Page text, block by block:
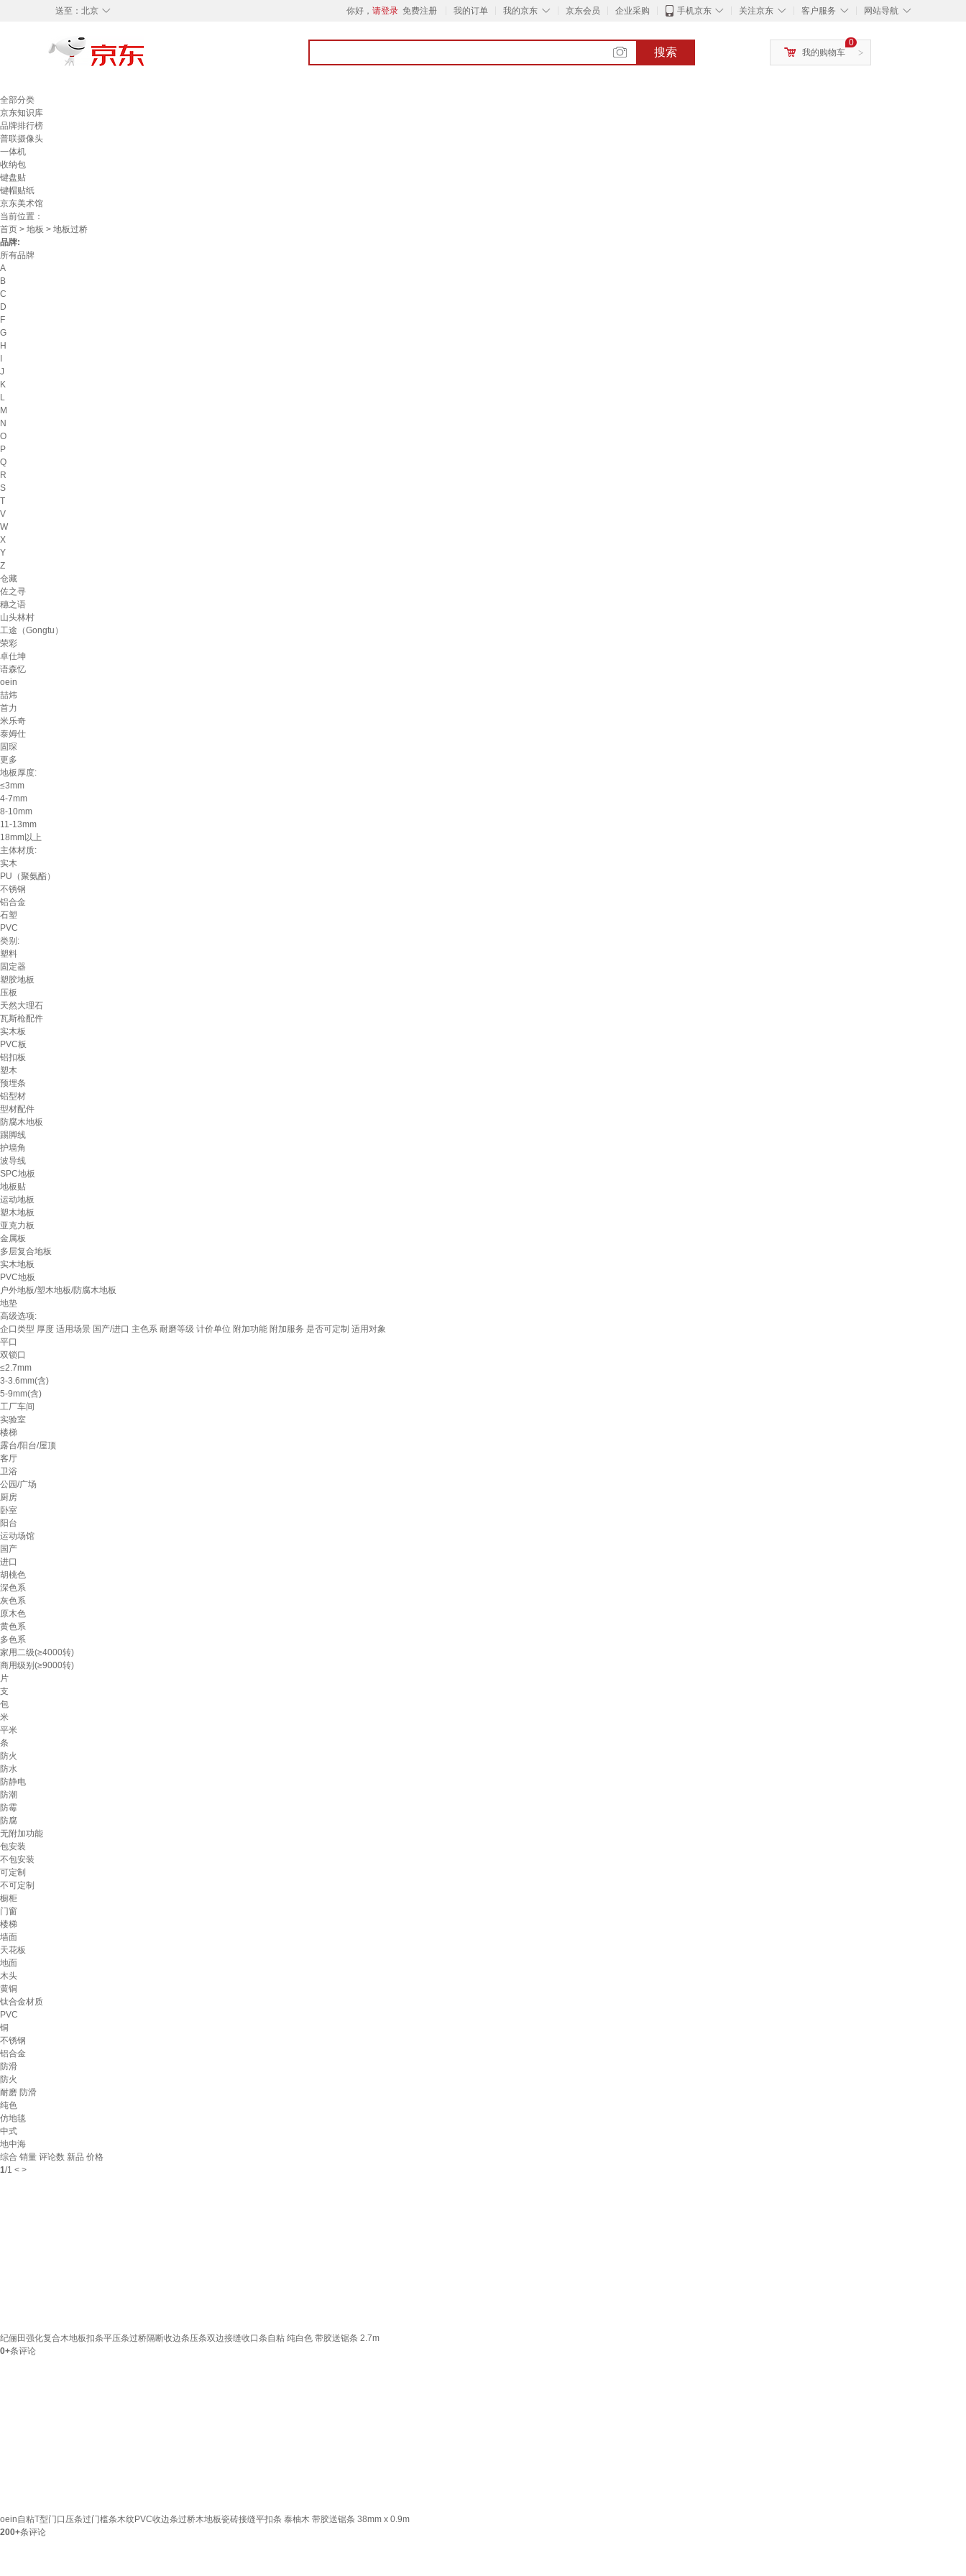
◇
送至： 北京 你好， 请登录 免费注册 我的订单 ◇
我的京东 京东会员 企业采购 ◇
手机京东 ◇
关注京东 ◇
客户服务 ◇
网站导航
搜索 >
0
我的购物车
全部分类
京东知识库
品牌排行榜
普联摄像头
一体机
收纳包
键盘贴
键帽贴纸
京东美术馆
当前位置：
首页 > 地板 > 地板过桥
品牌:
所有品牌
A
B
C
D
F
G
H
J
K
L
M
N
O
P
Q
R
S
T
V
W
X
Y
Z
仓藏
佐之寻
穗之语
山头林村
工途（Gongtu）
荣彩
卓仕坤
语森忆
oein
喆炜
首力
米乐奇
泰姆仕
固琛
更多
地板厚度:
≤3mm
4-7mm
8-10mm
11-13mm
18mm以上
主体材质:
实木
PU（聚氨酯）
不锈钢
铝合金
石塑
PVC
类别:
塑料
固定器
塑胶地板
压板
天然大理石
瓦斯枪配件
实木板
PVC板
铝扣板
塑木
预埋条
铝型材
型材配件
防腐木地板
踢脚线
护墙角
波导线
SPC地板
地板贴
运动地板
塑木地板
亚克力板
金属板
多层复合地板
实木地板
PVC地板
户外地板/塑木地板/防腐木地板
地垫
高级选项:
企口类型 厚度 适用场景 国产/进口 主色系 耐磨等级 计价单位 附加功能 附加服务 是否可定制 适用对象
平口
双锁口
≤2.7mm
3-3.6mm(含)
5-9mm(含)
工厂车间
实验室
楼梯
露台/阳台/屋顶
客厅
卫浴
公园/广场
厨房
卧室
阳台
运动场馆
国产
进口
胡桃色
深色系
灰色系
原木色
黄色系
多色系
家用二级(≥4000转)
商用级别(≥9000转)
片
支
包
米
平米
条
防火
防水
防静电
防潮
防霉
防腐
无附加功能
包安装
不包安装
可定制
不可定制
橱柜
门窗
楼梯
墙面
天花板
地面
木头
黄铜
钛合金材质
PVC
铜
不锈钢
铝合金
防滑
防火
耐磨 防滑
纯色
仿地毯
中式
地中海
综合 销量 评论数 新品 价格
1/1 < >
纪俪田强化复合木地板扣条平压条过桥隔断收边条压条双边接缝收口条自粘 纯白色 带胶送锯条 2.7m
0+条评论
oein自粘T型门口压条过门槛条木纹PVC收边条过桥木地板瓷砖接缝平扣条 泰柚木 带胶送锯条 38mm x 0.9m
200+条评论